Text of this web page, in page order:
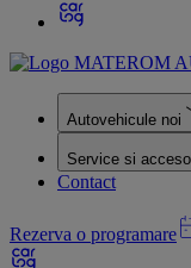
Autovehicule noi
Service si
Contact
Rezerva o programare